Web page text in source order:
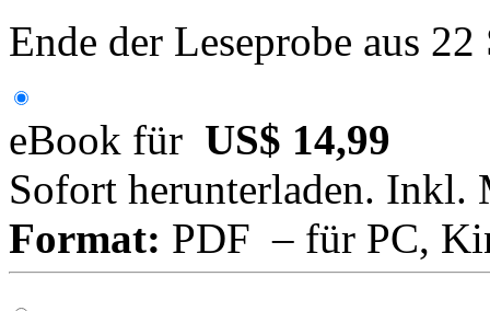
Ende der Leseprobe aus
eBook für US$ 14,99
Sofort herunterladen. Inkl.
Format: PDF – für PC,